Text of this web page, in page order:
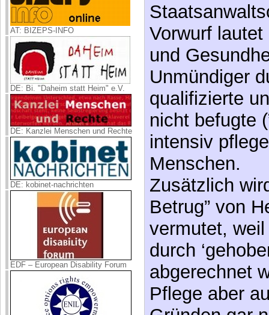
AT: BIZEPS-INFO
DE: Bi. "Daheim statt Heim" e.V.
DE: Kanzlei Menschen und Rechte
DE: kobinet-nachrichten
EDF – European Disability Forum
Vorwurf
und
Unmündiger
qualifizierte
nicht befugte
intensiv
Menschen.
Zusätzlich
Betrug” von
vermutet,
durch
abgerechnet
Pflege aber